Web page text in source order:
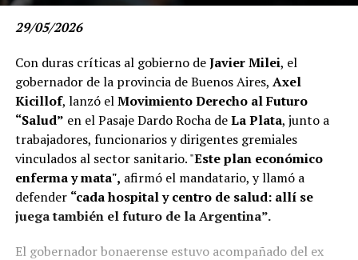
29/05/2026
Con duras críticas al gobierno deJavier Milei, el
gobernador de la provincia de Buenos Aires, Axel
Kicillof, lanzó elMovimiento Derecho al Futuro
“Salud” en el Pasaje Dardo Rocha deLa Plata, junto a
trabajadores, funcionarios y dirigentes gremiales
vinculados al sector sanitario. "Este plan económico
enferma y mata", afirmó el mandatario, y llamó a
defender “cada hospital y centro de salud: allí se
juega también el futuro de la Argentina”.
El gobernador bonaerense estuvo acompañado del ex